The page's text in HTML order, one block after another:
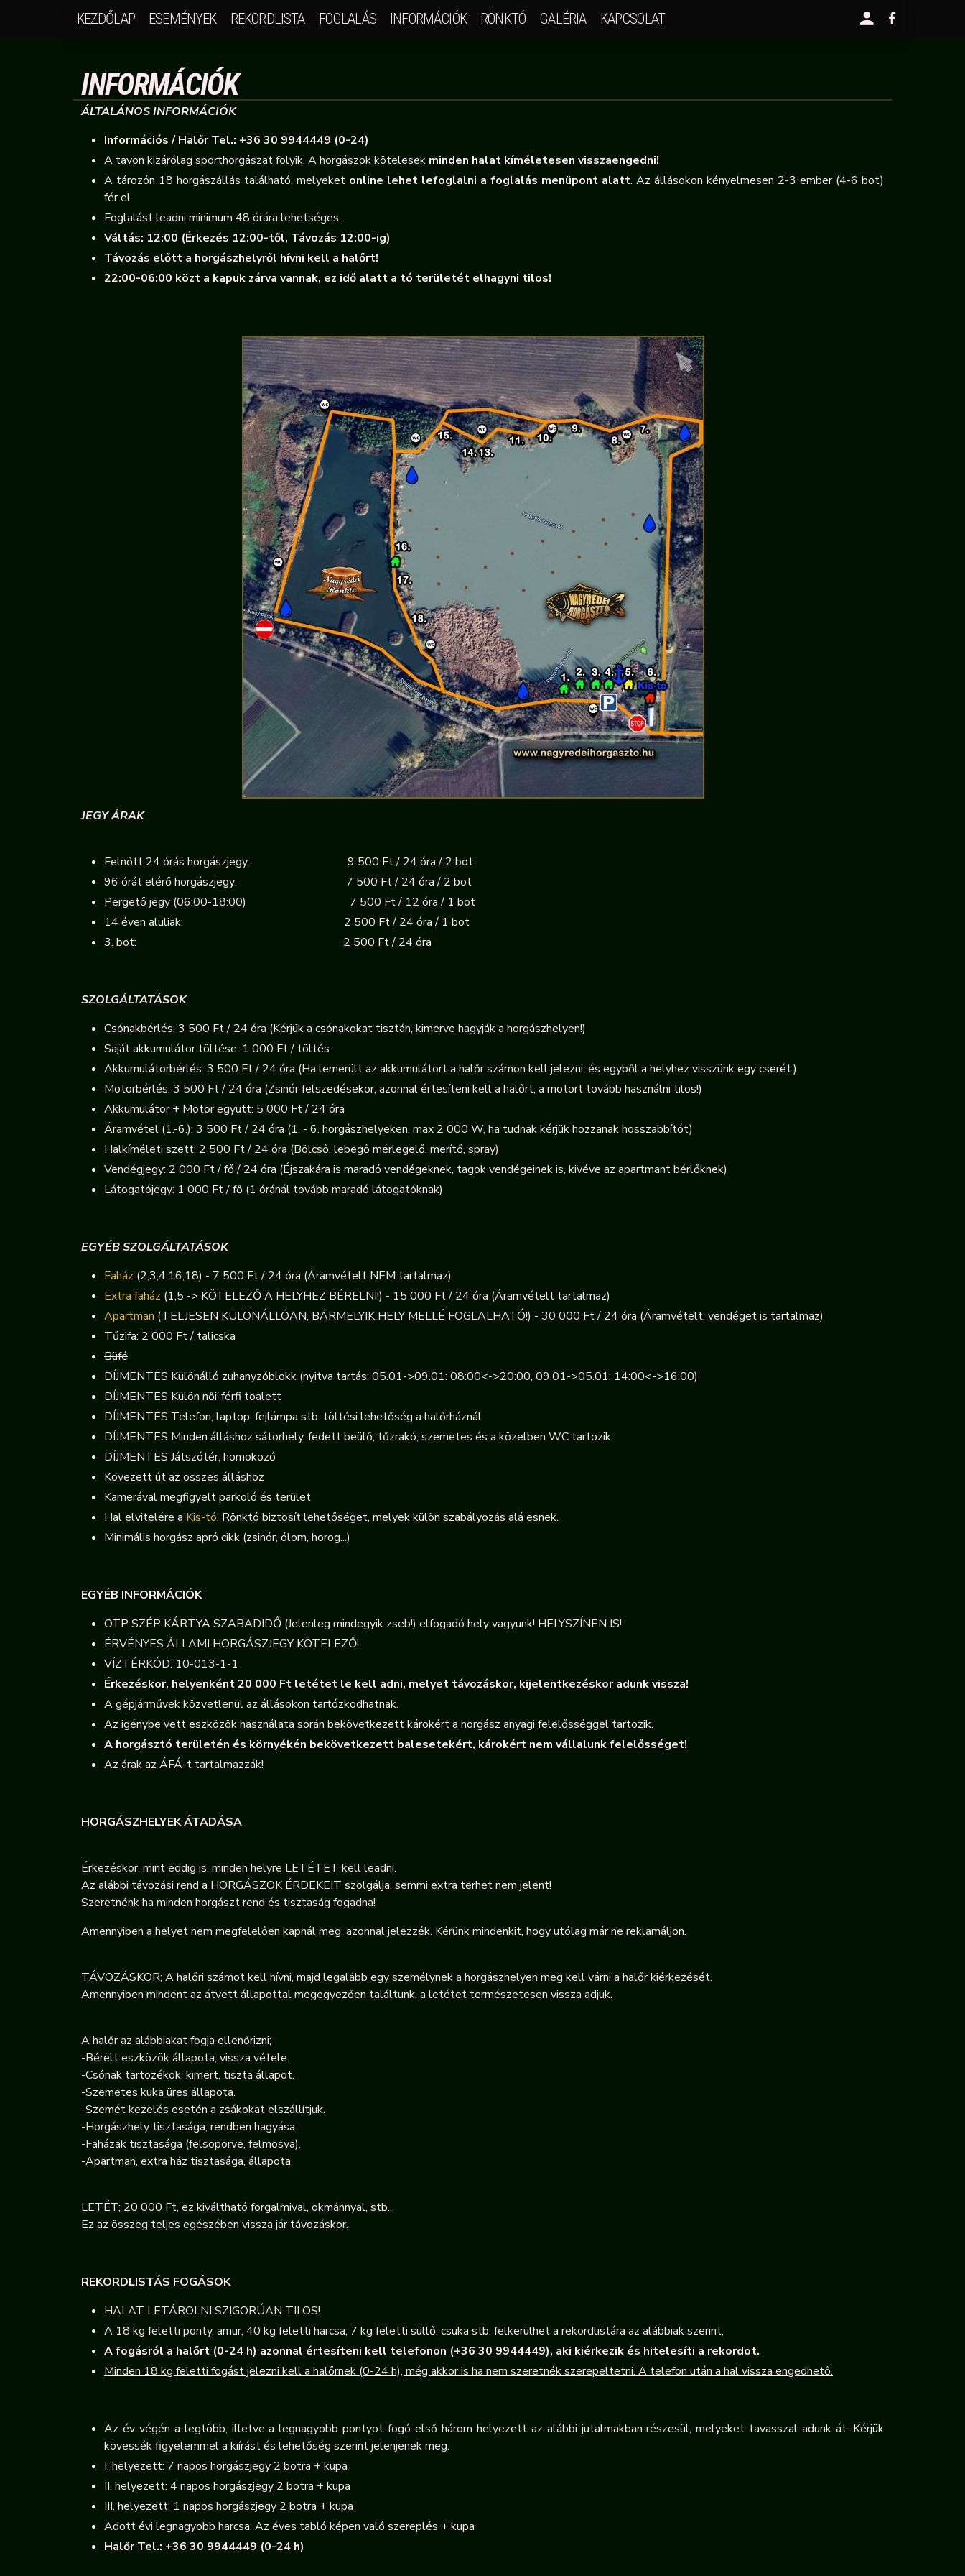
KEZDŐLAP ESEMÉNYEK REKORDLISTA FOGLALÁS INFORMÁCIÓK RÖNKTÓ GALÉRIA KAPCSOLAT
INFORMÁCIÓK
ÁLTALÁNOS INFORMÁCIÓK
Információs / Halőr Tel.: +36 30 9944449 (0-24)
A tavon kizárólag sporthorgászat folyik. A horgászok kötelesek minden halat kíméletesen visszaengedni!
A tározón 18 horgászállás található, melyeket online lehet lefoglalni a foglalás menüpont alatt. Az állásokon kényelmesen 2-3 ember (4-6 bot)
fér el.
Foglalást leadni minimum 48 órára lehetséges.
Váltás: 12:00 (Érkezés 12:00-től, Távozás 12:00-ig)
Távozás előtt a horgászhelyről hívni kell a halőrt!
22:00-06:00 közt a kapuk zárva vannak, ez idő alatt a tó területét elhagyni tilos!
JEGY ÁRAK
Felnőtt 24 órás horgászjegy: 9 500 Ft / 24 óra / 2 bot
96 órát elérő horgászjegy: 7 500 Ft / 24 óra / 2 bot
Pergető jegy (06:00-18:00) 7 500 Ft / 12 óra / 1 bot
14 éven aluliak: 2 500 Ft / 24 óra / 1 bot
3. bot: 2 500 Ft / 24 óra
SZOLGÁLTATÁSOK
Csónakbérlés: 3 500 Ft / 24 óra (Kérjük a csónakokat tisztán, kimerve hagyják a horgászhelyen!)
Saját akkumulátor töltése: 1 000 Ft / töltés
Akkumulátorbérlés: 3 500 Ft / 24 óra (Ha lemerült az akkumulátort a halőr számon kell jelezni, és egyből a helyhez visszünk egy cserét.)
Motorbérlés: 3 500 Ft / 24 óra (Zsinór felszedésekor, azonnal értesíteni kell a halőrt, a motort tovább használni tilos!)
Akkumulátor + Motor együtt: 5 000 Ft / 24 óra
Áramvétel (1.-6.): 3 500 Ft / 24 óra (1. - 6. horgászhelyeken, max 2 000 W, ha tudnak kérjük hozzanak hosszabbítót)
Halkíméleti szett: 2 500 Ft / 24 óra (Bölcső, lebegő mérlegelő, merítő, spray)
Vendégjegy: 2 000 Ft / fő / 24 óra (Éjszakára is maradó vendégeknek, tagok vendégeinek is, kivéve az apartmant bérlőknek)
Látogatójegy: 1 000 Ft / fő (1 óránál tovább maradó látogatóknak)
EGYÉB SZOLGÁLTATÁSOK
Faház (2,3,4,16,18) - 7 500 Ft / 24 óra (Áramvételt NEM tartalmaz)
Extra faház (1,5 -> KÖTELEZŐ A HELYHEZ BÉRELNI!) - 15 000 Ft / 24 óra (Áramvételt tartalmaz)
Apartman (TELJESEN KÜLÖNÁLLÓAN, BÁRMELYIK HELY MELLÉ FOGLALHATÓ!) - 30 000 Ft / 24 óra (Áramvételt, vendéget is tartalmaz)
Tűzifa: 2 000 Ft / talicska
Büfé
DÍJMENTES Különálló zuhanyzóblokk (nyitva tartás; 05.01->09.01: 08:00<->20:00, 09.01->05.01: 14:00<->16:00)
DÍJMENTES Külön női-férfi toalett
DÍJMENTES Telefon, laptop, fejlámpa stb. töltési lehetőség a halőrháznál
DÍJMENTES Minden álláshoz sátorhely, fedett beülő, tűzrakó, szemetes és a közelben WC tartozik
DÍJMENTES Játszótér, homokozó
Kövezett út az összes álláshoz
Kamerával megfigyelt parkoló és terület
Hal elvitelére a Kis-tó, Rönktó biztosít lehetőséget, melyek külön szabályozás alá esnek.
Minimális horgász apró cikk (zsinór, ólom, horog...)
EGYÉB INFORMÁCIÓK
OTP SZÉP KÁRTYA SZABADIDŐ (Jelenleg mindegyik zseb!) elfogadó hely vagyunk! HELYSZÍNEN IS!
ÉRVÉNYES ÁLLAMI HORGÁSZJEGY KÖTELEZŐ!
VÍZTÉRKÓD: 10-013-1-1
Érkezéskor, helyenként 20 000 Ft letétet le kell adni, melyet távozáskor, kijelentkezéskor adunk vissza!
A gépjárművek közvetlenül az állásokon tartózkodhatnak.
Az igénybe vett eszközök használata során bekövetkezett károkért a horgász anyagi felelősséggel tartozik.
A horgásztó területén és környékén bekövetkezett balesetekért, károkért nem vállalunk felelősséget!
Az árak az ÁFÁ-t tartalmazzák!
HORGÁSZHELYEK ÁTADÁSA
Érkezéskor, mint eddig is, minden helyre LETÉTET kell leadni.
Az alábbi távozási rend a HORGÁSZOK ÉRDEKEIT szolgálja, semmi extra terhet nem jelent!
Szeretnénk ha minden horgászt rend és tisztaság fogadna!
Amennyiben a helyet nem megfelelően kapnál meg, azonnal jelezzék. Kérünk mindenkit, hogy utólag már ne reklamáljon.
TÁVOZÁSKOR; A halőri számot kell hívni, majd legalább egy személynek a horgászhelyen meg kell várni a halőr kiérkezését.
Amennyiben mindent az átvett állapottal megegyezően találtunk, a letétet természetesen vissza adjuk.
A halőr az alábbiakat fogja ellenőrizni;
-Bérelt eszközök állapota, vissza vétele.
-Csónak tartozékok, kimert, tiszta állapot.
-Szemetes kuka üres állapota.
-Szemét kezelés esetén a zsákokat elszállítjuk.
-Horgászhely tisztasága, rendben hagyása.
-Faházak tisztasága (felsöpörve, felmosva).
-Apartman, extra ház tisztasága, állapota.
LETÉT; 20 000 Ft, ez kiváltható forgalmival, okmánnyal, stb...
Ez az összeg teljes egészében vissza jár távozáskor.
REKORDLISTÁS FOGÁSOK
HALAT LETÁROLNI SZIGORÚAN TILOS!
A 18 kg feletti ponty, amur, 40 kg feletti harcsa, 7 kg feletti süllő, csuka stb. felkerülhet a rekordlistára az alábbiak szerint;
A fogásról a halőrt (0-24 h) azonnal értesíteni kell telefonon (+36 30 9944449), aki kiérkezik és hitelesíti a rekordot.
Minden 18 kg feletti fogást jelezni kell a halőrnek (0-24 h), még akkor is ha nem szeretnék szerepeltetni. A telefon után a hal vissza engedhető.
Az év végén a legtöbb, illetve a legnagyobb pontyot fogó első három helyezett az alábbi jutalmakban részesül, melyeket tavasszal adunk át. Kérjük
kövessék figyelemmel a kiírást és lehetőség szerint jelenjenek meg.
I. helyezett: 7 napos horgászjegy 2 botra + kupa
II. helyezett: 4 napos horgászjegy 2 botra + kupa
III. helyezett: 1 napos horgászjegy 2 botra + kupa
Adott évi legnagyobb harcsa: Az éves tabló képen való szereplés + kupa
Halőr Tel.: +36 30 9944449 (0-24 h)